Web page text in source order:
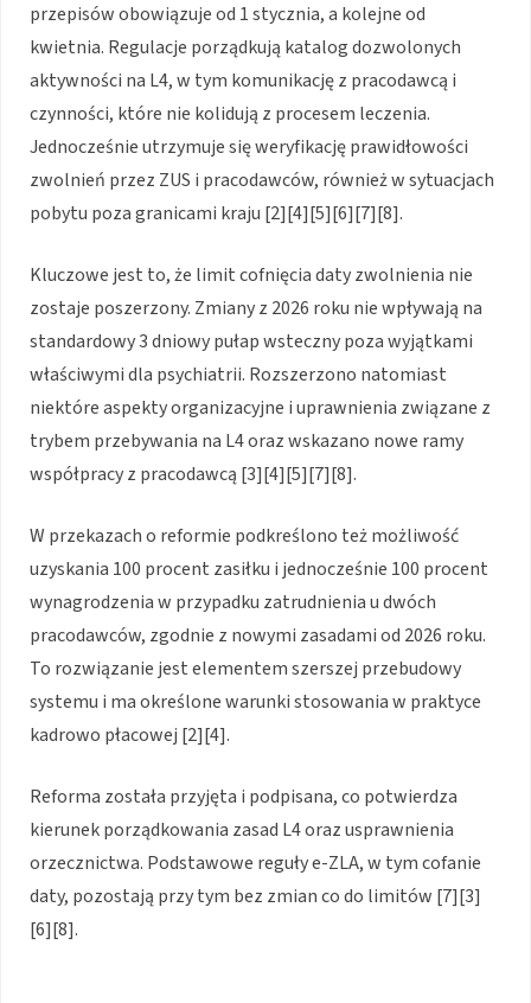
przepisów obowiązuje od 1 stycznia, a kolejne od
kwietnia. Regulacje porządkują katalog dozwolonych
aktywności na L4, w tym komunikację z pracodawcą i
czynności, które nie kolidują z procesem leczenia.
Jednocześnie utrzymuje się weryfikację prawidłowości
zwolnień przez ZUS i pracodawców, również w sytuacjach
pobytu poza granicami kraju [2][4][5][6][7][8].
Kluczowe jest to, że limit cofnięcia daty zwolnienia nie
zostaje poszerzony. Zmiany z 2026 roku nie wpływają na
standardowy 3 dniowy pułap wsteczny poza wyjątkami
właściwymi dla psychiatrii. Rozszerzono natomiast
niektóre aspekty organizacyjne i uprawnienia związane z
trybem przebywania na L4 oraz wskazano nowe ramy
współpracy z pracodawcą [3][4][5][7][8].
W przekazach o reformie podkreślono też możliwość
uzyskania 100 procent zasiłku i jednocześnie 100 procent
wynagrodzenia w przypadku zatrudnienia u dwóch
pracodawców, zgodnie z nowymi zasadami od 2026 roku.
To rozwiązanie jest elementem szerszej przebudowy
systemu i ma określone warunki stosowania w praktyce
kadrowo płacowej [2][4].
Reforma została przyjęta i podpisana, co potwierdza
kierunek porządkowania zasad L4 oraz usprawnienia
orzecznictwa. Podstawowe reguły e-ZLA, w tym cofanie
daty, pozostają przy tym bez zmian co do limitów [7][3]
[6][8].